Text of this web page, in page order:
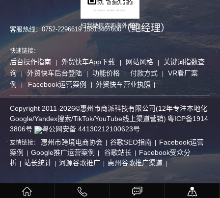
扫我微信咨询海外推广
客服热线：0752-2296619 15815407600（鲍经理）
快速链接：
后台操作指南 外贸快车App下载 网站风格
关键词指数查
询 | 外贸快车后台登陆 | 功能价格 | 付款方式
VR看厂案
例 | Facebook运营案例 外贸快车营业执照 |
Copyright 2011-2026©惠州市商派科技有限公司(12年专注本地化
Google/Yandex搜索/TikTok/YouTube线上渠道营销) 粤ICP备1914
3806号
粤公网安备 44130212100623号
友情链接： 惠州市跨境电商协会 谷歌SEO指南
Facebook运营
案例
Google推广运营案例 谷歌站长
Facebook受众分
析
站长统计 河源谷歌推广 惠州谷歌推广渠道